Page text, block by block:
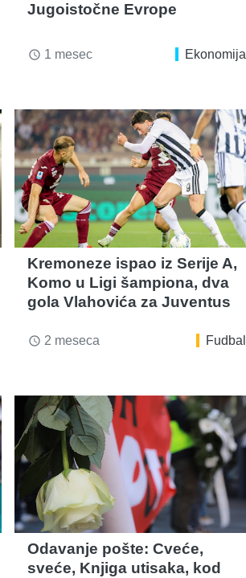
Jugoistočne Evrope
access_time 1 mesec Ekonomija
Kremoneze ispao iz Serije A,
Komo u Ligi šampiona, dva
gola Vlahovića za Juventus
access_time 2 meseca Fudbal
Odavanje pošte: Cveće,
sveće, Knjiga utisaka, kod